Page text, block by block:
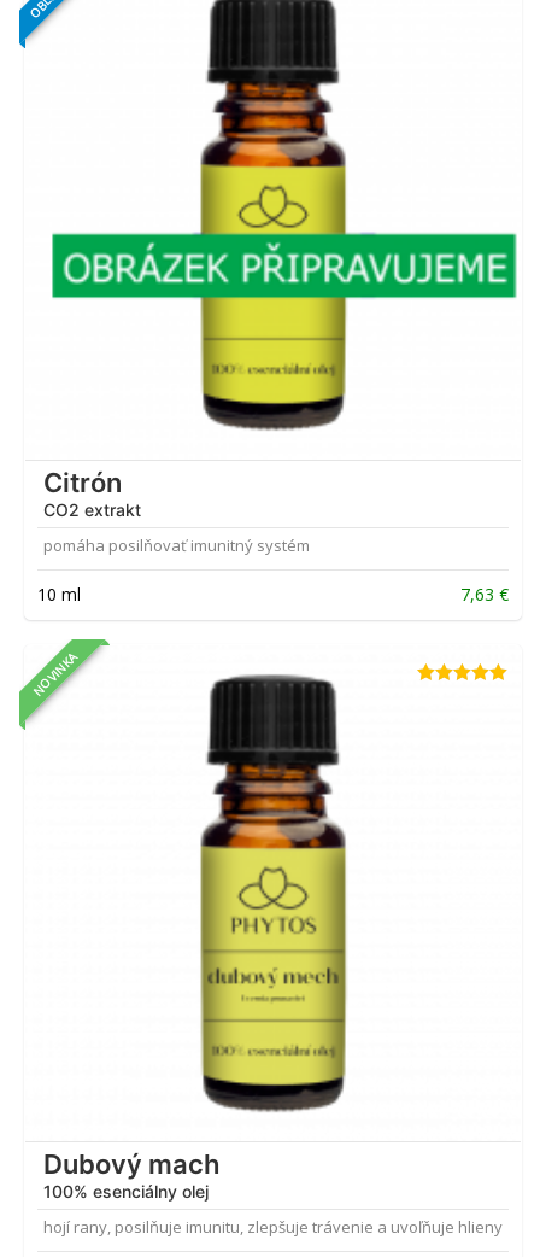
Citrón
CO2 extrakt
pomáha posilňovať imunitný systém
10 ml 7,63 €
NOVINKA
Dubový mach
100% esenciálny olej
hojí rany, posilňuje imunitu, zlepšuje trávenie a uvoľňuje hlieny